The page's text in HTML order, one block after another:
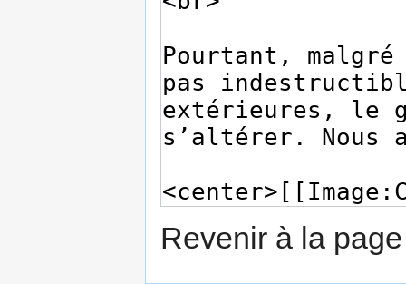
Revenir à la